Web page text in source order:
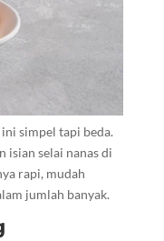
simpel tapi beda.
isian selai nanas di
rapi, mudah
jumlah banyak.